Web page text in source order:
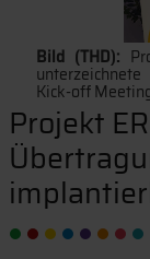
Bild (THD):
Kick-off
Projekt